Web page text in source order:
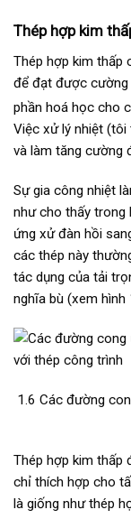
Thép hợp kim
Thép hợp kim thấp
để đạt được
phần hoá học cho
Việc xử lý nhiệt
và làm tăng cường
Sự gia công nhiệt
như cho thấy trong
ứng xử đàn hồi
các thép này
tác dụng của tải
nghĩa bù (xem hình
1.6 Các đường
Thép hợp kim thấp
chỉ thích hợp cho
là giống như thép